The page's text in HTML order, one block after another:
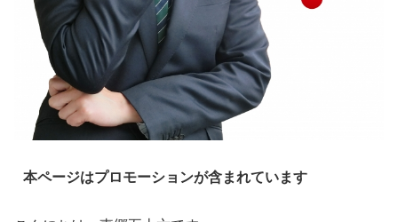
本ページはプロモーションが含まれています